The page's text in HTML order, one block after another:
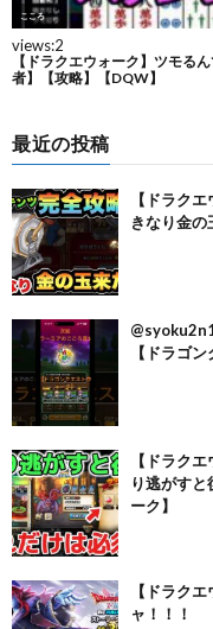
最近の投稿
【ドラク
きなり金の
【ドラゴ
【ドラク
り逃がす
ーク】
【ドラク
ャ！！！